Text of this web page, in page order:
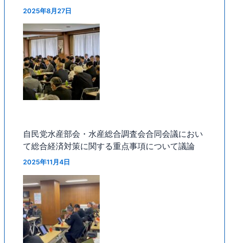
2025年8月27日
自民党水産部会・水産総合調査会合同会議におい
て総合経済対策に関する重点事項について議論
2025年11月4日